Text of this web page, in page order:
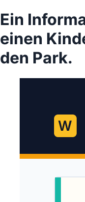
Ein
einen
den Park.